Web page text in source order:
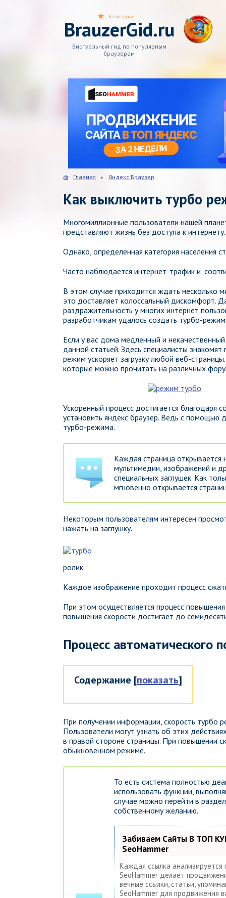
BrauzerGid.ru
Виртуальный гид по популярным
браузерам
В закладки
Главная Яндекс Браузер
Как выключить турбо
Многомиллионные пользователи нашей
представляют жизнь без доступа к интернету.
Однако, определенная категория населения
Часто наблюдается интернет-трафик и,
В этом случае приходится ждать несколько
это доставляет колоссальный дискомфорт.
раздражительность у многих интернет
разработчикам удалось создать турбо-
Если у вас дома медленный и
данной статьей. Здесь специалисты
режим ускоряет загрузку любой веб-
которые можно прочитать на различных
Ускоренный процесс достигается
установить яндекс браузер. Ведь с помощью
турбо-режима.
Каждая страница открывается
мультимедии, изображений и
специальных заглушек. Как
мгновенно открывается
Некоторым пользователям интересен
нажать на заглушку.
ролик.
Каждое изображение проходит процесс
При этом осуществляется процесс
повышения скорости достигает до
Процесс автоматического
Содержание [показать]
При получении информации, скорость турбо
Пользователи могут узнать об этих
в правой стороне страницы. При повышении
обыкновенном режиме.
То есть система полностью
использовать функции,
случае можно перейти в
собственному желанию.
Забиваем Сайты В ТОП
SeoHammer
Каждая ссылка
SeoHammer делает
вечные ссылки, статьи,
SeoHammer для продвижения